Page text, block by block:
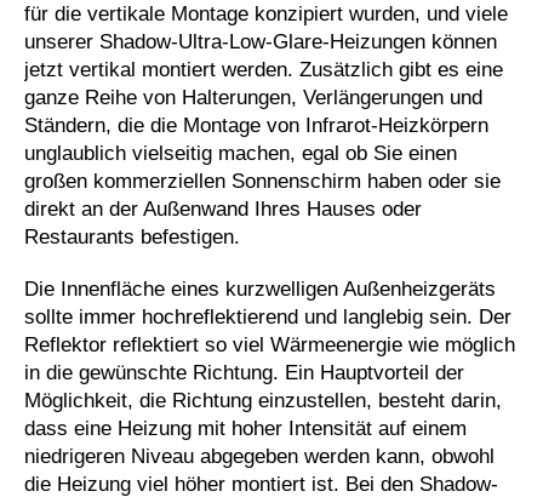
für die vertikale Montage konzipiert wurden, und viele
unserer Shadow-Ultra-Low-Glare-Heizungen können
jetzt vertikal montiert werden. Zusätzlich gibt es eine
ganze Reihe von Halterungen, Verlängerungen und
Ständern, die die Montage von Infrarot-Heizkörpern
unglaublich vielseitig machen, egal ob Sie einen
großen kommerziellen Sonnenschirm haben oder sie
direkt an der Außenwand Ihres Hauses oder
Restaurants befestigen.
Die Innenfläche eines kurzwelligen Außenheizgeräts
sollte immer hochreflektierend und langlebig sein. Der
Reflektor reflektiert so viel Wärmeenergie wie möglich
in die gewünschte Richtung. Ein Hauptvorteil der
Möglichkeit, die Richtung einzustellen, besteht darin,
dass eine Heizung mit hoher Intensität auf einem
niedrigeren Niveau abgegeben werden kann, obwohl
die Heizung viel höher montiert ist. Bei den Shadow-